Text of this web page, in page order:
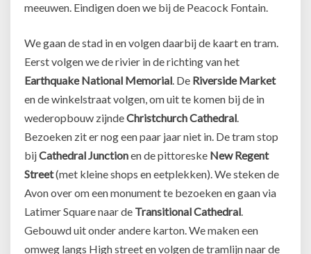
meeuwen. Eindigen doen we bij de Peacock Fontain.
We gaan de stad in en volgen daarbij de kaart en tram.
Eerst volgen we de rivier in de richting van het
Earthquake National Memorial. De Riverside Market
en de winkelstraat volgen, om uit te komen bij de in
wederopbouw zijndeChristchurch Cathedral.
Bezoeken zit er nog een paar jaar niet in. De tram stop
bijCathedral Junctionen de pittoreske New Regent
Street(met kleine shops en eetplekken). We steken de
Avon over om een monument te bezoeken en gaan via
Latimer Square naar de Transitional Cathedral.
Gebouwd uit onder andere karton. We maken een
omweg langs High street en volgen de tramlijn naar de